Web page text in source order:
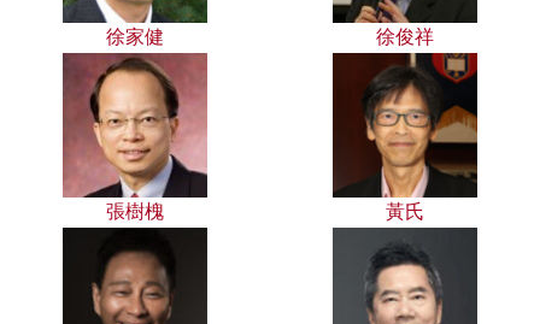
徐家健 徐俊祥
張樹槐 黃氏